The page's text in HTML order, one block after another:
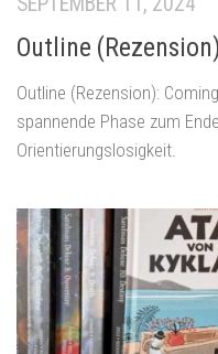
Outline (Rezension)
Outline (Rezension):
spannende Phase zum
Orientierungslosigkeit.